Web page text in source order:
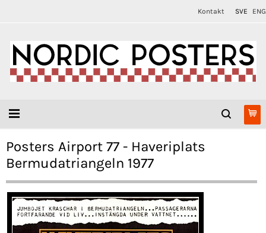
Kontakt SVE ENG
Posters Airport 77 - Haveriplats
Bermudatriangeln 1977